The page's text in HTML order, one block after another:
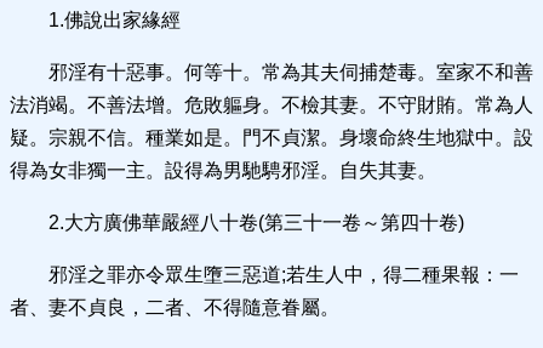
1.佛說出家緣經
邪淫有十惡事。何等十。常為其夫伺捕楚毒。室家不和善
法消竭。不善法增。危敗軀身。不檢其妻。不守財賄。常為人
疑。宗親不信。種業如是。門不貞潔。身壞命終生地獄中。設
得為女非獨一主。設得為男馳騁邪淫。自失其妻。
2.大方廣佛華嚴經八十卷(第三十一卷～第四十卷)
邪淫之罪亦令眾生墮三惡道;若生人中，得二種果報：一
者、妻不貞良，二者、不得隨意眷屬。